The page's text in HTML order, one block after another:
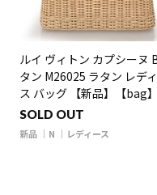
ルイ ヴィトン カプシーヌ
タン M26025 ラタン レデ
ス バッグ 【新品】【bag】
SOLD OUT
新品 N レディース